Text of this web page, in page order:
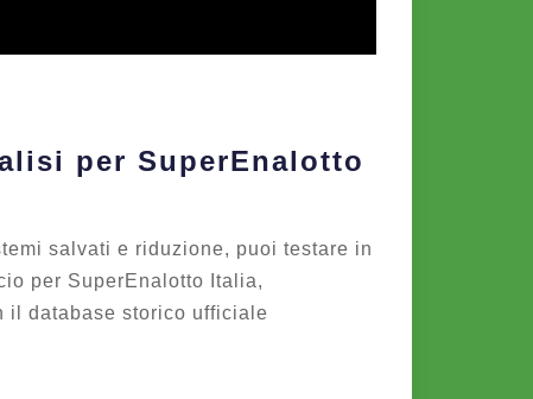
per SuperEnalotto
salvati e riduzione, puoi testare in
per SuperEnalotto Italia,
il database storico ufficiale